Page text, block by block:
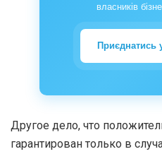
власників
Приєднатись
Другое дело, что
гарантирован только в